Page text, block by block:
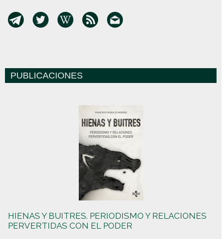
PUBLICACIONES
HIENAS Y BUITRES. PERIODISMO Y RELACIONES
PERVERTIDAS CON EL PODER